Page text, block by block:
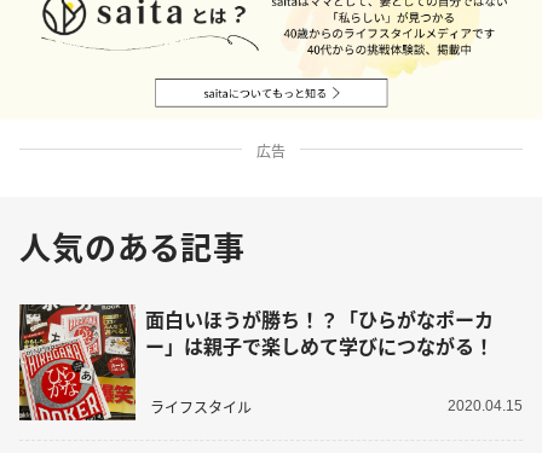
広告
人気のある記事
面白いほうが勝ち！？「ひらがなポーカ
ー」は親子で楽しめて学びにつながる！
ライフスタイル 2020.04.15